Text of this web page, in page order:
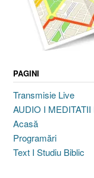
PAGINI
Transmisie Live
AUDIO I
Acasă
Programări
Text I Studiu Biblic